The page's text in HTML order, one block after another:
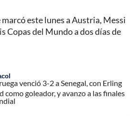
este lunes a Austria, Messi
Copas del Mundo a dos días de
venció 3-2 a Senegal, con Erling
como goleador, y avanzo a las finales